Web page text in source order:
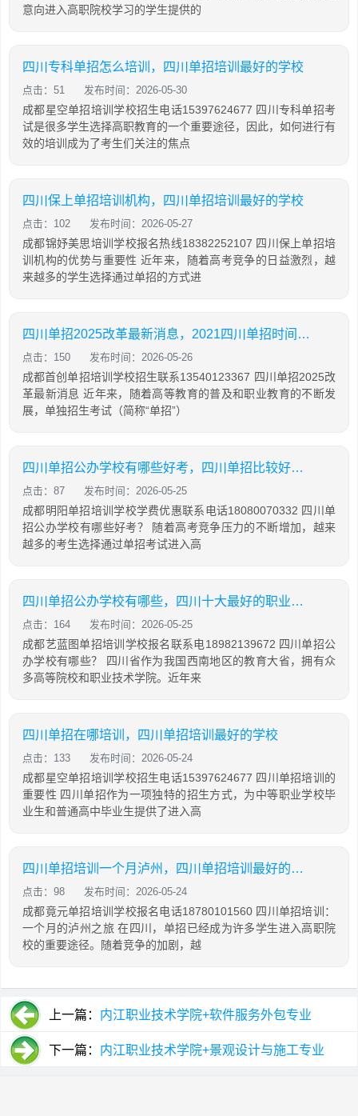
意向进入高职院校学习的学生提供的
四川专科单招怎么培训，四川单招培训最好的学校
点击：51 发布时间：2026-05-30
成都星空单招培训学校招生电话15397624677 四川专科单招考
试是很多学生选择高职教育的一个重要途径，因此，如何进行有
效的培训成为了考生们关注的焦点
四川保上单招培训机构，四川单招培训最好的学校
点击：102 发布时间：2026-05-27
成都锦妤美思培训学校报名热线18382252107 四川保上单招培
训机构的优势与重要性 近年来，随着高考竞争的日益激烈，越
来越多的学生选择通过单招的方式进
四川单招2025改革最新消息，2021四川单招时间确定
点击：150 发布时间：2026-05-26
成都首创单招培训学校招生联系13540123367 四川单招2025改
革最新消息 近年来，随着高等教育的普及和职业教育的不断发
展，单独招生考试（简称“单招”）
四川单招公办学校有哪些好考，四川单招比较好的公办学校
点击：87 发布时间：2026-05-25
成都明阳单招培训学校学费优惠联系电话18080070332 四川单
招公办学校有哪些好考？ 随着高考竞争压力的不断增加，越来
越多的考生选择通过单招考试进入高
四川单招公办学校有哪些，四川十大最好的职业学校
点击：164 发布时间：2026-05-25
成都艺蓝图单招培训学校报名联系电18982139672 四川单招公
办学校有哪些？ 四川省作为我国西南地区的教育大省，拥有众
多高等院校和职业技术学院。近年来
四川单招在哪培训，四川单招培训最好的学校
点击：133 发布时间：2026-05-24
成都星空单招培训学校招生电话15397624677 四川单招培训的
重要性 四川单招作为一项独特的招生方式，为中等职业学校毕
业生和普通高中毕业生提供了进入高
四川单招培训一个月泸州，四川单招培训最好的学校
点击：98 发布时间：2026-05-24
成都竟元单招培训学校报名电话18780101560 四川单招培训：
一个月的泸州之旅 在四川，单招已经成为许多学生进入高职院
校的重要途径。随着竞争的加剧，越
上一篇： 内江职业技术学院+软件服务外包专业
下一篇： 内江职业技术学院+景观设计与施工专业